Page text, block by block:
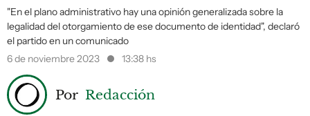
"En el plano administrativo hay una opinión generalizada sobre la
legalidad del otorgamiento de ese documento de identidad", declaró
el partido en un comunicado
6 de noviembre 2023
13:38 hs
Por Redacción